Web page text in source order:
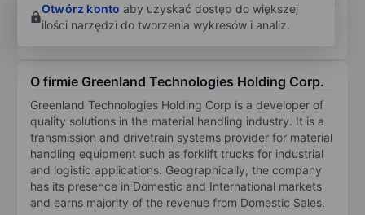
własnego
Otwórz konto aby uzyskać dostęp do większej
ilości narzędzi do tworzenia wykresów i analiz.
O firmie Greenland Technologies Holding Corp.
Greenland Technologies Holding Corp is a developer of
quality solutions in the material handling industry. It is a
transmission and drivetrain systems provider for material
handling equipment such as forklift trucks for industrial
and logistic applications. Geographically, the company
has its presence in Domestic and International markets
and earns majority of the revenue from Domestic Sales.